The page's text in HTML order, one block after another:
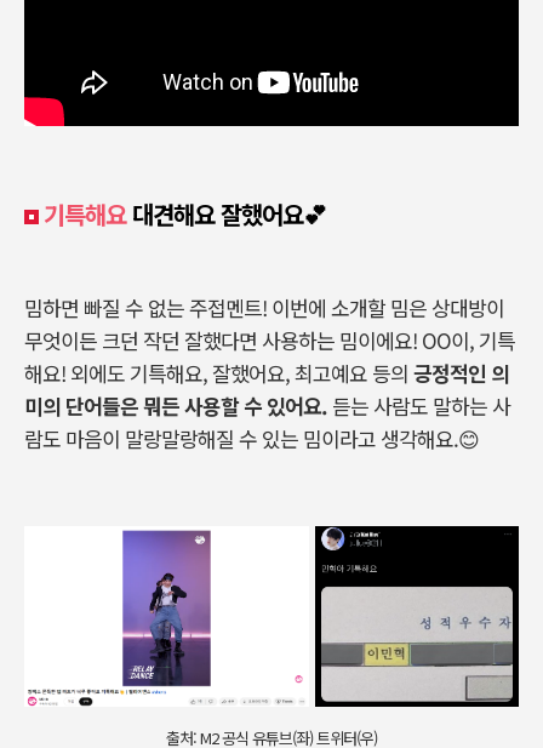
기특해요 대견해요 잘했어요💕
밈하면 빠질 수 없는 주접멘트! 이번에 소개할 밈은 상대방이
무엇이든 크던 작던 잘했다면 사용하는 밈이에요! OO이, 기특
해요! 외에도 기특해요, 잘했어요, 최고예요 등의 긍정적인 의
미의 단어들은 뭐든 사용할 수 있어요. 듣는 사람도 말하는 사
람도 마음이 말랑말랑해질 수 있는 밈이라고 생각해요.😊
출처: M2 공식 유튜브(좌) 트위터(우)